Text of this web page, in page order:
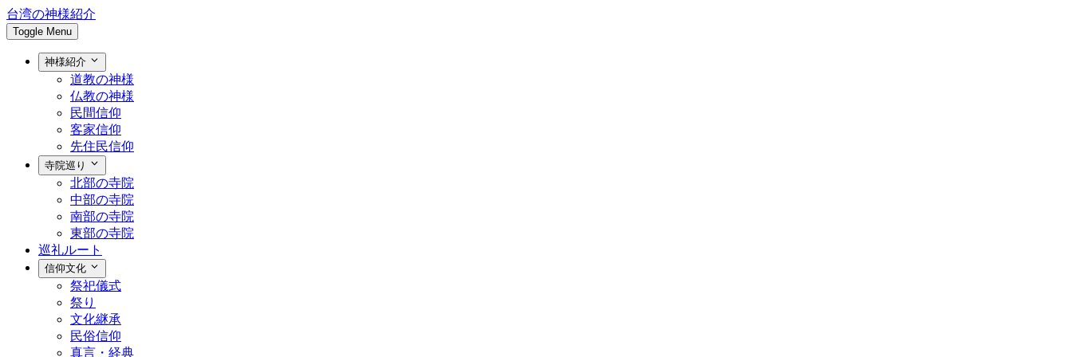
台湾の神様紹介
Toggle Menu
神様紹介
道教の神様
仏教の神様
民間信仰
客家信仰
先住民信仰
寺院巡り
北部の寺院
中部の寺院
南部の寺院
東部の寺院
巡礼ルート
信仰文化
祭祀儀式
祭り
文化継承
民俗信仰
真言・経典